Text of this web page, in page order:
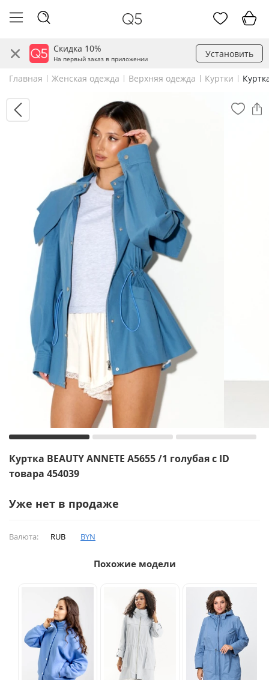
Скидка 10%
На первый заказ в приложении Установить
Главная Женская одежда Верхняя одежда Куртки
Куртка BEAUTY ANNETE A5655 /1 голубая с ID
товара 454039
Уже нет в продаже
Валюта: RUB BYN
Похожие модели